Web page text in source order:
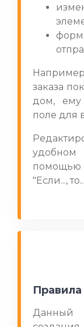
заказа
дом, ему
поле для
удобном
"Если...,
Данный